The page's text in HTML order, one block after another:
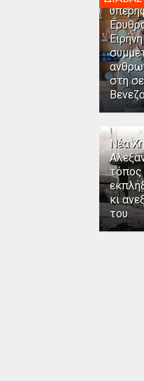
στη
Νέα
τόπος
κι
του